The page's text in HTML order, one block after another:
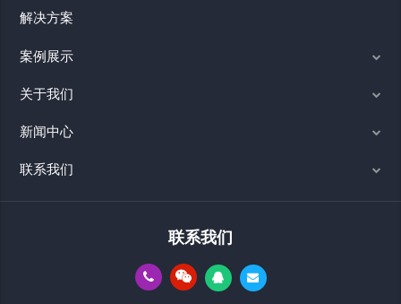
解决方案
案例展示
关于我们
新闻中心
联系我们
联系我们